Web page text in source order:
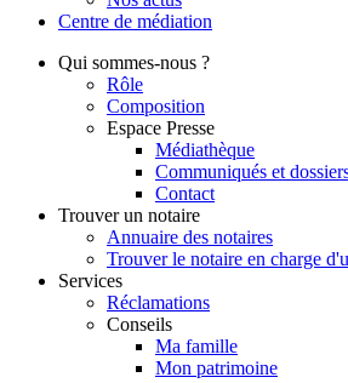
Centre de médiation
Qui sommes-nous ?
Rôle
Composition
Espace Presse
Médiathèque
Communiqués et
Contact
Trouver un notaire
Annuaire des notaires
Trouver le notaire en charge
Services
Réclamations
Conseils
Ma famille
Mon patrimoine